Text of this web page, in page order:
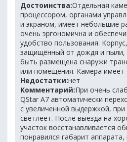
Достоинства:Отдельная
процессором, органами
и экраном, имеет небольшие
очень эргономична и
удобство пользования.
защищённый от дождя и
быть размещена снаружи
или помещения. Камера
Недостатки:нет
Комментарий:При очень
QStar A7 автоматически
с увеличенной выдержкой,
светлеет. После выезда на
участок восстанавливается
понравился габарит